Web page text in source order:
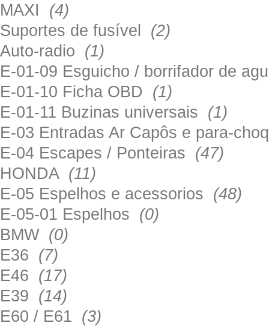
MAXI (4)
Suportes de fusível (2)
Auto-radio (1)
E-01-09 Esguicho / borrifador de
E-01-10 Ficha OBD (1)
E-01-11 Buzinas universais (1)
E-03 Entradas Ar Capôs e para-
E-04 Escapes / Ponteiras (47)
HONDA (11)
E-05 Espelhos e acessorios (48)
E-05-01 Espelhos (0)
BMW (0)
E36 (7)
E46 (17)
E39 (14)
E60 / E61 (3)